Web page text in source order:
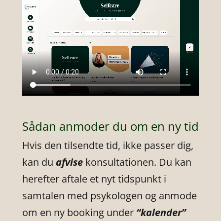
Sådan anmoder du om en ny tid
Hvis den tilsendte tid, ikke passer dig,
kan du afvise konsultationen. Du kan
herefter aftale et nyt tidspunkt i
samtalen med psykologen og anmode
om en ny booking under “kalender”